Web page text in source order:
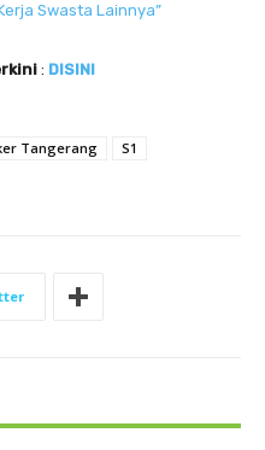
Swasta Lainnya”
: DISINI
Tangerang
S1